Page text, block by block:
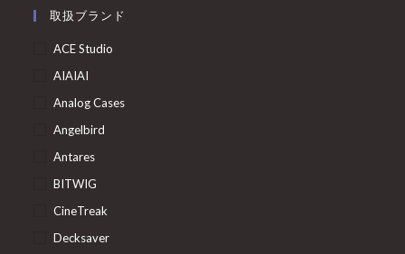
取扱ブランド
ACE Studio
AIAIAI
Analog Cases
Angelbird
Antares
BITWIG
CineTreak
Decksaver